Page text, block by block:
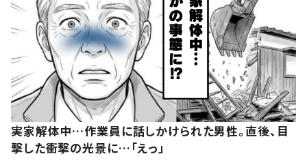
実家解体中…作業員に話しかけられた男性。直後、目
撃した衝撃の光景に…「えっ」